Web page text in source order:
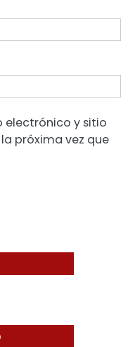
electrónico y sitio
próxima vez que